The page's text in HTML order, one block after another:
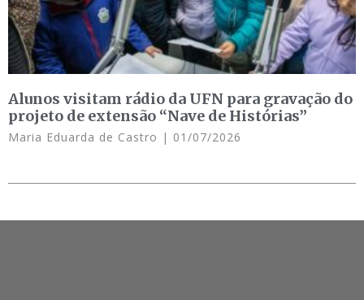
Alunos visitam rádio da UFN para gravação do
projeto de extensão “Nave de Histórias”
Maria Eduarda de Castro 01/07/2026